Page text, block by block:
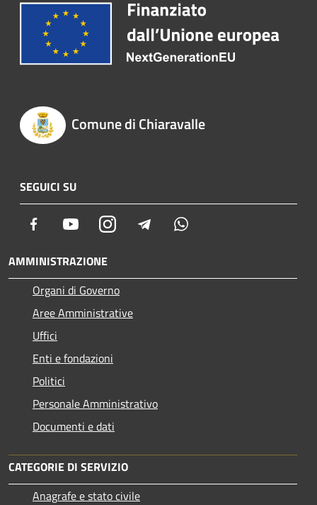
Comune di Chiaravalle
SEGUICI SU
Facebook YoutubeInstagram Telegram
AMMINISTRAZIONE
Organi di Governo
Aree Amministrative
Uffici
Enti e fondazioni
Politici
Personale Amministrativo
Documenti e dati
CATEGORIE DI SERVIZIO
Anagrafe e stato civile